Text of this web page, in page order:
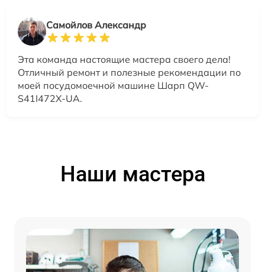
Самойлов Александр
Эта команда настоящие мастера своего дела!
Отличный ремонт и полезные рекомендации по
моей посудомоечной машине Шарп QW-
S41I472X-UA.
Наши мастера